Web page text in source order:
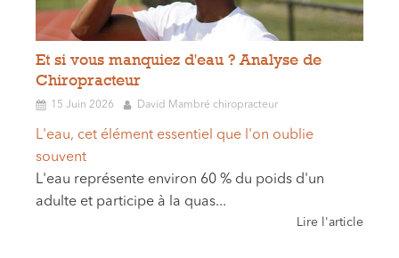
Et si vous manquiez d'eau ? Analyse de
Chiropracteur
15 Juin 2026 David Mambré chiropracteur
L'eau, cet élément essentiel que l'on oublie
souvent
L'eau représente environ 60 % du poids d'un
adulte et participe à la quas...
Lire l'article